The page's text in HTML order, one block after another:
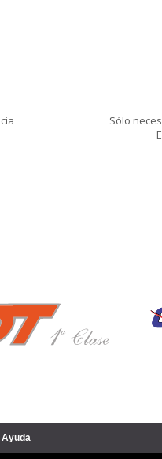
Sólo
Ayuda